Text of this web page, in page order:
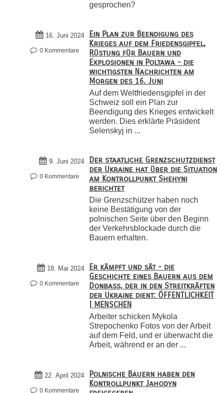
gesprochen?
16. Juni 2024
0 Kommentare
Ein Plan zur Beendigung des
Krieges auf dem Friedensgipfel,
Rüstung für Bauern und
Explosionen in Poltawa - die
wichtigsten Nachrichten am
Morgen des 16. Juni
Auf dem Weltfriedensgipfel in der
Schweiz soll ein Plan zur
Beendigung des Krieges entwickelt
werden. Dies erklärte Präsident
Selenskyj in ...
9. Juni 2024
0 Kommentare
Der staatliche Grenzschutzdienst
der Ukraine hat über die Situation
am Kontrollpunkt Shehyni
berichtet
Die Grenzschützer haben noch
keine Bestätigung von der
polnischen Seite über den Beginn
der Verkehrsblockade durch die
Bauern erhalten.
18. Mai 2024
0 Kommentare
Er kämpft und sät - die
Geschichte eines Bauern aus dem
Donbass, der in den Streitkräften
der Ukraine dient: ÖFFENTLICHKEIT
| MENSCHEN
Arbeiter schicken Mykola
Strepochenko Fotos von der Arbeit
auf dem Feld, und er überwacht die
Arbeit, während er an der ...
22. April 2024
0 Kommentare
Polnische Bauern haben den
Kontrollpunkt Jahodyn